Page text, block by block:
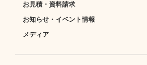
お見積・資料請求
お知らせ・イベント情報
メディア